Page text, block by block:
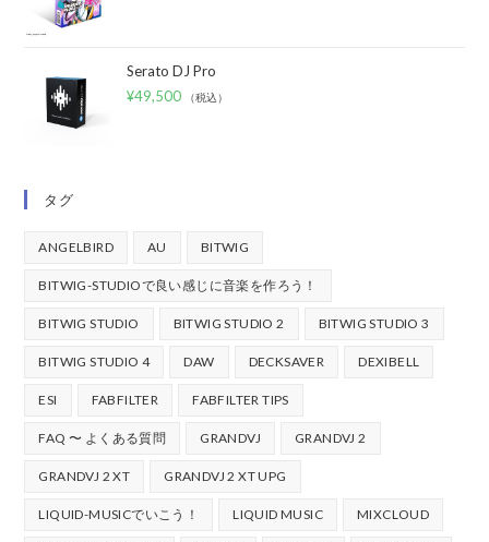
Serato DJ Pro
¥49,500 （税込）
タグ
ANGELBIRD AU BITWIG
BITWIG-STUDIOで良い感じに音楽を作ろう！
BITWIG STUDIO BITWIG STUDIO 2 BITWIG STUDIO 3
BITWIG STUDIO 4 DAW DECKSAVER DEXIBELL
ESI FABFILTER FABFILTER TIPS
FAQ 〜 よくある質問 GRANDVJ GRANDVJ 2
GRANDVJ 2 XT GRANDVJ 2 XT UPG
LIQUID-MUSICでいこう！ LIQUID MUSIC MIXCLOUD